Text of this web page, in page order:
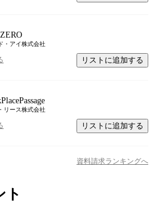
・アイ株式会社
リストに追加する
リース株式会社
リストに追加する
資料請求ランキングへ
ト